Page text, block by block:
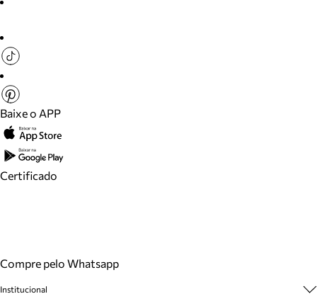
Baixe o APP
Certificado
Compre pelo Whatsapp
Institucional